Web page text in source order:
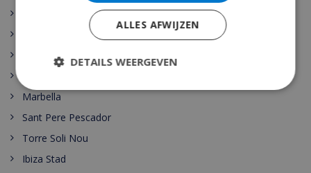
Cala Vadella
Marbella
Sant Pere Pescador
Torre Soli Nou
Ibiza Stad
ALLES AFWIJZEN
DETAILS WEERGEVEN